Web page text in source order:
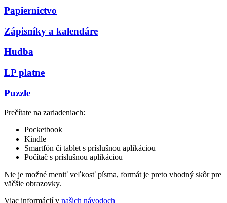
Papiernictvo
Zápisníky a kalendáre
Hudba
LP platne
Puzzle
Prečítate na zariadeniach:
Pocketbook
Kindle
Smartfón či tablet s príslušnou aplikáciou
Počítač s príslušnou aplikáciou
Nie je možné meniť veľkosť písma, formát je preto vhodný skôr pre
väčšie obrazovky.
Viac informácií v našich návodoch